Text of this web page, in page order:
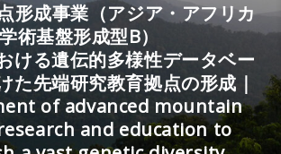
形成事業（アジア・アフリカ
学術基盤形成型B）
ける遺伝的多様性データベー
た先端研究教育拠点の形成｜
of advanced mountain
and education to